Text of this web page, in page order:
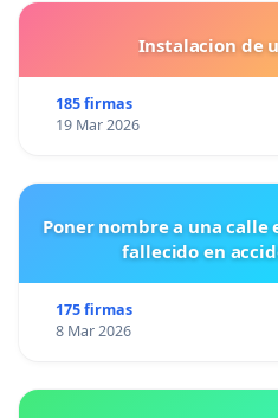
Instalacion de
185 firmas
19 Mar 2026
Poner nombre a una
fallecido en
175 firmas
8 Mar 2026